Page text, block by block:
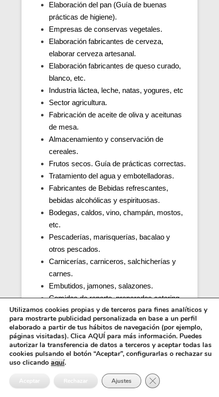
Elaboración del pan (Guía de buenas
prácticas de higiene).
Empresas de conservas vegetales.
Elaboración fabricantes de cerveza,
elaborar cerveza artesanal.
Elaboración fabricantes de queso curado,
blanco, etc.
Industria láctea, leche, natas, yogures, etc
Sector agricultura.
Fabricación de aceite de oliva y aceitunas
de mesa.
Almacenamiento y conservación de
cereales.
Frutos secos. Guía de prácticas correctas.
Tratamiento del agua y embotelladoras.
Fabricantes de Bebidas refrescantes,
bebidas alcohólicas y espirituosas.
Bodegas, caldos, vino, champán, mostos,
etc.
Pescaderías, marisquerías, bacalao y
otros pescados.
Carnicerías, carniceros, salchicherías y
carnes.
Embutidos, jamones, salazones.
Comidas de reparto, preparadas catering.
Productos de café.
Cocinas de colegios, comedores
escolares, guarderías, parvularios.
Cocinas y comedores de residencias de
ancianos (tercera edad).
penitenciarias.
Utilizamos cookies propias y de terceros para fines analíticos y
para mostrarte publicidad personalizada en base a un perfil
elaborado a partir de tus hábitos de navegación (por ejemplo,
páginas visitadas). Clica AQUÍ para más información. Puedes
autorizar la transferencia de datos a terceros y aceptar todas las
cookies pulsando el botón “Aceptar”, configurarlas o rechazar su
uso clicando aquí.
Aceptar Rechazar Ajustes Cerrar el banner de